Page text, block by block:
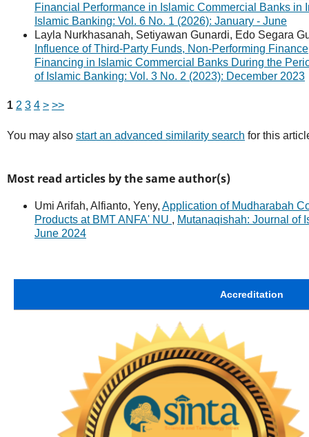
Financial Performance in Islamic Commercial Banks in
Islamic Banking: Vol. 6 No. 1 (2026): January - June
Layla Nurkhasanah, Setiyawan Gunardi, Edo Segara
Influence of Third-Party Funds, Non-Performing
Financing in Islamic Commercial Banks During the
of Islamic Banking: Vol. 3 No. 2 (2023): December 2023
1 2 3 4 > >>
You may also start an advanced similarity search for this
Most read articles by the same author(s)
Umi Arifah, Alfianto, Yeny, Application of Mudharabah
Products at BMT ANFA' NU , Mutanaqishah: Journal of
June 2024
Accreditation